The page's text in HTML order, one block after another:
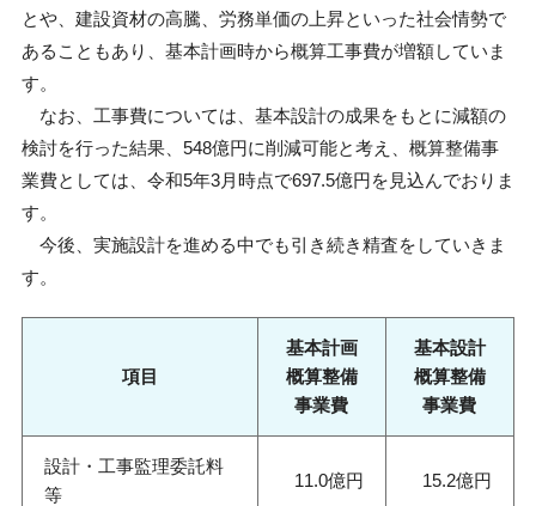
とや、建設資材の高騰、労務単価の上昇といった社会情勢で
あることもあり、基本計画時から概算工事費が増額していま
す。
なお、工事費については、基本設計の成果をもとに減額の
検討を行った結果、548億円に削減可能と考え、概算整備事
業費としては、令和5年3月時点で697.5億円を見込んでおりま
す。
今後、実施設計を進める中でも引き続き精査をしていきま
す。
項目
基本計画
概算整備
事業費
基本設計
概算整備
事業費
設計・工事監理委託料
等
11.0億円 15.2億円